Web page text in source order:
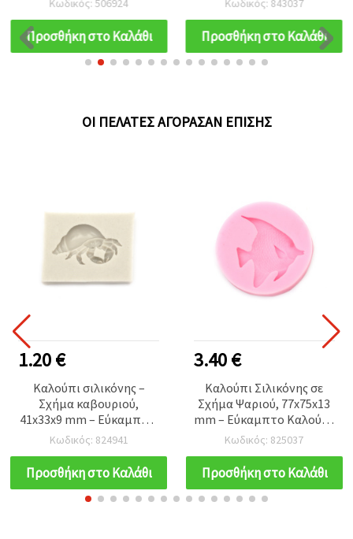
Προσθήκη στο Καλάθι Προσθήκη στο Καλάθι
ΟΙ ΠΕΛΆΤΕΣ ΑΓΌΡΑΣΑΝ ΕΠΊΣΗΣ
1.20 €
Καλούπι σιλικόνης –
Σχήμα καβουριού,
41x33x9 mm – Εύκαμπτο,
επαναχρησιμοποιούμενο
για χυτεύσεις με εποξική
ρητίνη, UV ρητίνη &
πολυμερικό πηλό, DIY
κοσμήματα και
Κωδικός: 824941
Προσθήκη στο Καλάθι
3.40 €
Καλούπι Σιλικόνης σε
Σχήμα Ψαριού, 77x75x13
mm – Εύκαμπτο Καλούπι
Χύτευσης για Ρητίνη,
Εποξική, UV Ρητίνη,
Σαπούνι & Κερί, Ιδανικό
για DIY Χειροτεχνίες &
Κατασκευή Κοσμημάτων
Κωδικός: 825037
Προσθήκη στο Καλάθι